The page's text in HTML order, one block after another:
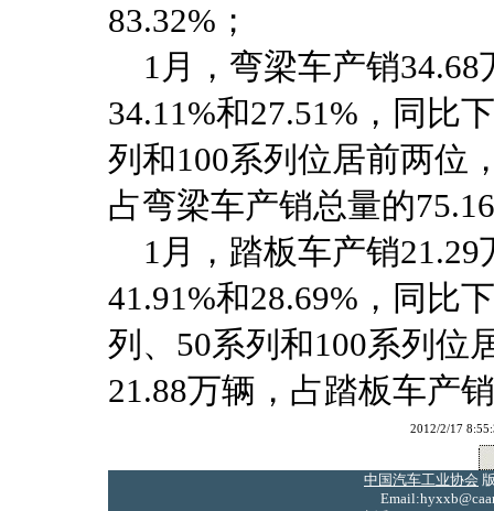
83.32%；
1月，弯梁车产销34.68
34.11%和27.51%，同比
列和100系列位居前两位
占弯梁车产销总量的
1月，踏板车产销21.29
41.91%和28.69%，同比
列、50系列和100系列位
21.88万辆，占踏板车产
2012/2/17
中国汽车工业协会